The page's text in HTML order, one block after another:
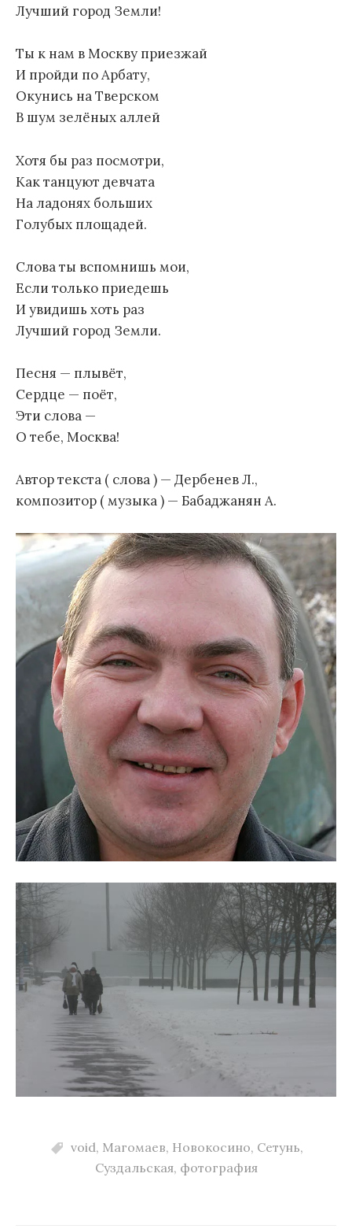
Лучший город Земли!
Ты к нам в Москву приезжай
И пройди по Арбату,
Окунись на Тверском
В шум зелёных аллей
Хотя бы раз посмотри,
Как танцуют девчата
На ладонях больших
Голубых площадей.
Слова ты вспомнишь мои,
Если только приедешь
И увидишь хоть раз
Лучший город Земли.
Песня — плывёт,
Сердце — поёт,
Эти слова —
О тебе, Москва!
Автор текста ( слова ) — Дербенев Л.,
композитор ( музыка ) — Бабаджанян А.
void, Магомаев, Новокосино, Сетунь,
Суздальская, фотография